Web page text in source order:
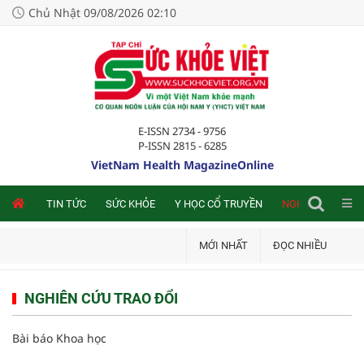
Chủ Nhật 09/08/2026 02:10
E-ISSN 2734 - 9756
P-ISSN 2815 - 6285
VietNam Health MagazineOnline
TIN TỨC SỨC KHỎE Y HỌC CỔ TRUYỀN NGHIÊN CỨU
MỚI NHẤT ĐỌC NHIỀU
NGHIÊN CỨU TRAO ĐỔI
Bài báo Khoa học